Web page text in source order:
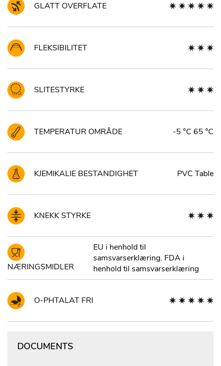
GLATT OVERFLATE
FLEKSIBILITET
SLITESTYRKE
TEMPERATUR OMRÅDE -5 °C 65 °C
KJEMIKALIE BESTANDIGHET PVC Table
KNEKK STYRKE
NÆRINGSMIDLER
EU i henhold til
samsvarserklæring. FDA i
henhold til samsvarserklæring
O-PHTALAT FRI
DOCUMENTS